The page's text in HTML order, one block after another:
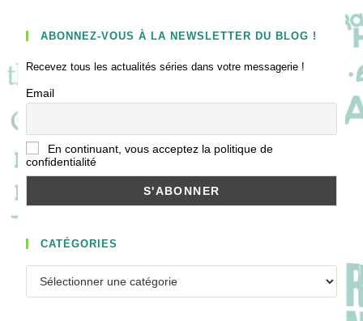
ABONNEZ-VOUS À LA NEWSLETTER DU BLOG !
Recevez tous les actualités séries dans votre messagerie !
Email
En continuant, vous acceptez la politique de
confidentialité
CATÉGORIES